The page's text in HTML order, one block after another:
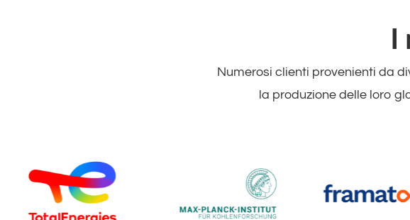
I
Numerosi clienti provenienti da
la produzione delle loro